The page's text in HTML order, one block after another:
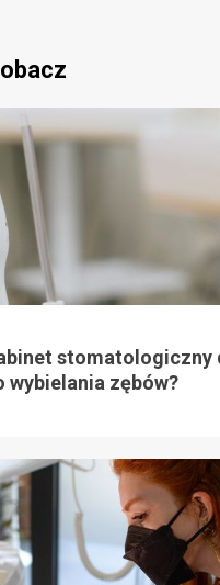
stomatologiczny
wybielania zębów?